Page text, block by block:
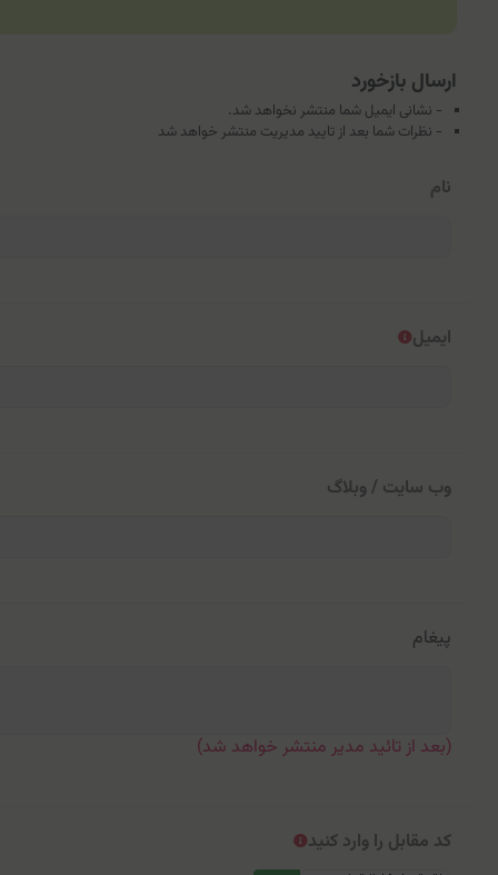
ارسال بازخورد
- نشانی ایمیل شما منتشر نخواهد شد.
- نظرات شما بعد از تایید مدیریت منتشر خواهد شد
نام
ایمیل
وب سایت / وبلاگ
پیغام
(بعد از تائید مدیر منتشر خواهد شد)
کد مقابل را وارد کنید